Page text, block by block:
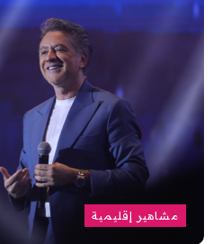
مشاهير إقليمية